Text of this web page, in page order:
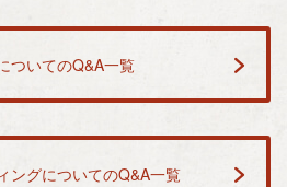
ついてのQ&A一覧
ングについてのQ&A一覧